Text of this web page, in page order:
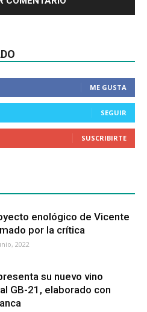
ME GUSTA
SEGUIR
SUSCRIBIRTE
enológico de Vicente
por la crítica
2022
su nuevo vino
GB-21, elaborado con